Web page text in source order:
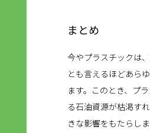
まとめ
今やプラスチックは
とも言えるほどあら
ます。このとき、プ
る石油資源が枯渇す
きな影響をもたらし